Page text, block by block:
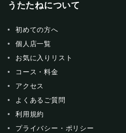
うたたねについて
初めての方へ
個人店一覧
お気に入りリスト
コース・料金
アクセス
よくあるご質問
利用規約
プライバシー・ポリシー